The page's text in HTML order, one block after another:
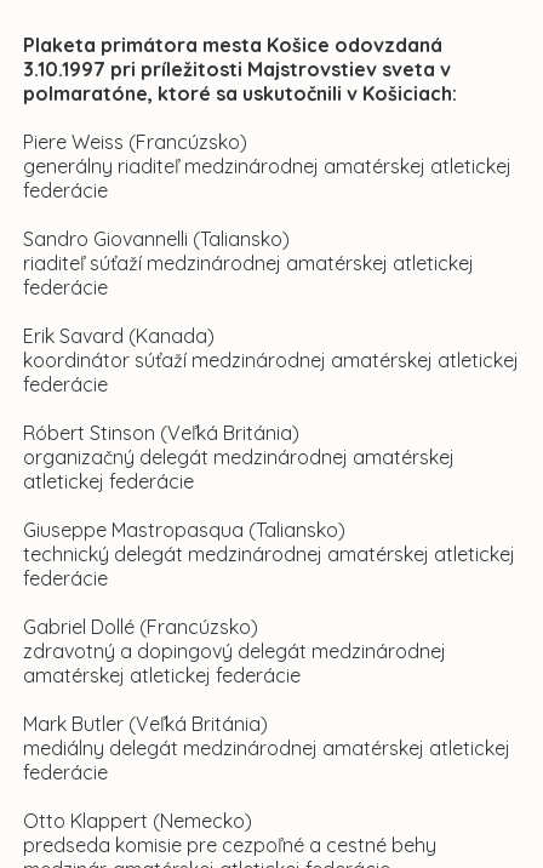
Plaketa primátora mesta Košice odovzdaná
3.10.1997 pri príležitosti Majstrovstiev sveta v
polmaratóne, ktoré sa uskutočnili v Košiciach:
Piere Weiss (Francúzsko)
generálny riaditeľ medzinárodnej amatérskej atletickej
federácie
Sandro Giovannelli (Taliansko)
riaditeľ súťaží medzinárodnej amatérskej atletickej
federácie
Erik Savard (Kanada)
koordinátor súťaží medzinárodnej amatérskej atletickej
federácie
Róbert Stinson (Veľká Británia)
organizačný delegát medzinárodnej amatérskej
atletickej federácie
Giuseppe Mastropasqua (Taliansko)
technický delegát medzinárodnej amatérskej atletickej
federácie
Gabriel Dollé (Francúzsko)
zdravotný a dopingový delegát medzinárodnej
amatérskej atletickej federácie
Mark Butler (Veľká Británia)
mediálny delegát medzinárodnej amatérskej atletickej
federácie
Otto Klappert (Nemecko)
predseda komisie pre cezpoľné a cestné behy